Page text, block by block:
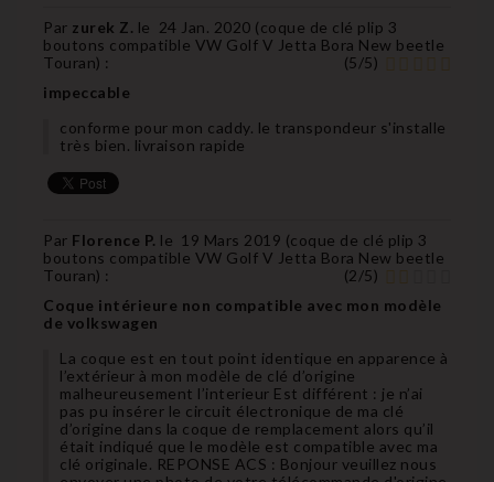
Par zurek Z. le 24 Jan. 2020 (coque de clé plip 3
boutons compatible VW Golf V Jetta Bora New beetle
Touran) : (5/5)
impeccable
conforme pour mon caddy. le transpondeur s'installe
très bien. livraison rapide
Par Florence P. le 19 Mars 2019 (coque de clé plip 3
boutons compatible VW Golf V Jetta Bora New beetle
Touran) : (2/5)
Coque intérieure non compatible avec mon modèle
de volkswagen
La coque est en tout point identique en apparence à
l’extérieur à mon modèle de clé d’origine
malheureusement l’interieur Est différent : je n’ai
pas pu insérer le circuit électronique de ma clé
d’origine dans la coque de remplacement alors qu’il
était indiqué que le modèle est compatible avec ma
clé originale. REPONSE ACS : Bonjour veuillez nous